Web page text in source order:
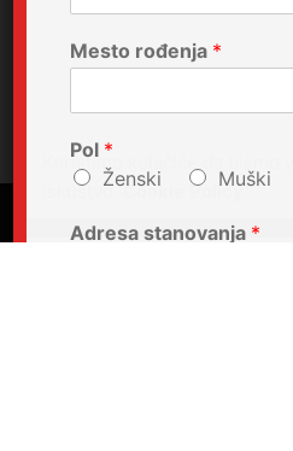
Koristimo kolačiće da bismo
iskustvo.Cookie Policy
Mesto rođenja *
Pol *
Ženski
Muški
Adresa stanovanja *